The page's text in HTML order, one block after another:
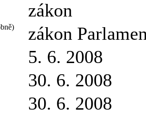
zákon
zákon
5. 6. 2008
30. 6. 2008
30. 6. 2008